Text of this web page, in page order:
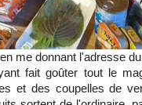
me donnant l'adresse
fait goûter tout le
et des coupelles de